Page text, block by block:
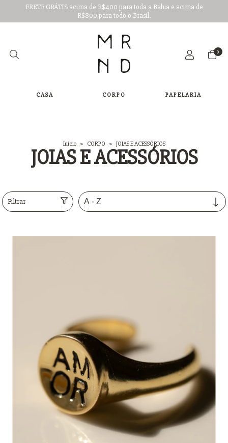
FRETE GRÁTIS acima de R$400 para toda a Bahia e acima de
R$800 para todo o Brasil.
0
CASA CORPO PAPELARIA
Início > CORPO > JOIAS E ACESSÓRIOS
JOIAS E ACESSÓRIOS
Filtrar